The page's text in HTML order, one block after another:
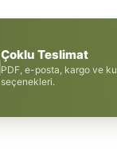
Çoklu Teslimat
PDF, e-posta, kargo ve
seçenekleri.